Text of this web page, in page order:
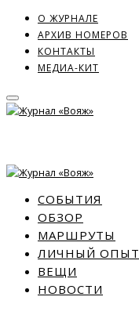
О ЖУРНАЛЕ
АРХИВ НОМЕРОВ
КОНТАКТЫ
МЕДИА-КИТ
СОБЫТИЯ
ОБЗОР
МАРШРУТЫ
ЛИЧНЫЙ ОПЫТ
ВЕЩИ
НОВОСТИ